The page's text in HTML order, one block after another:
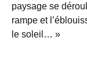
paysage se
rampe et
le soleil… »